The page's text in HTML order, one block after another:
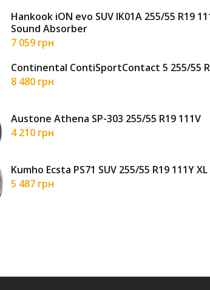
Hankook iON evo SUV IK01A 255/55 R19
Sound Absorber
7 059 грн
Continental ContiSportContact 5 255/55
8 480 грн
Austone Athena SP-303 255/55 R19 111V
4 210 грн
Kumho Ecsta PS71 SUV 255/55 R19 111Y XL
5 487 грн